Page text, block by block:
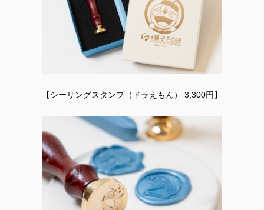
【シーリングスタンプ（ドラえもん） 3,300円】